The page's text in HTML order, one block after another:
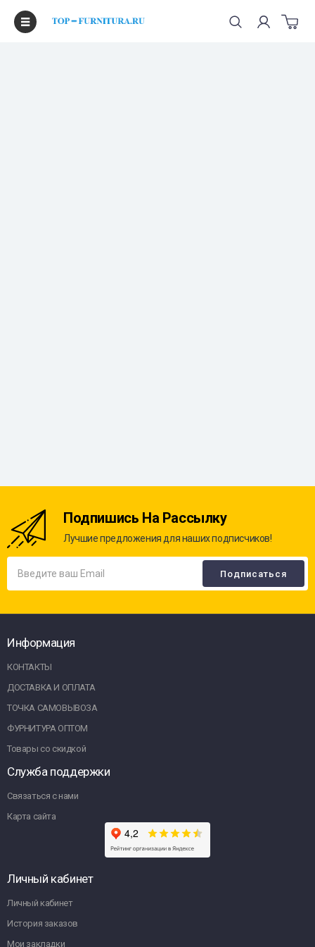
Подпишись На Рассылку
Лучшие предложения для наших подписчиков!
Информация
КОНТАКТЫ
ДОСТАВКА И ОПЛАТА
ТОЧКА САМОВЫВОЗА
ФУРНИТУРА ОПТОМ
Товары со скидкой
Служба поддержки
Связаться с нами
Карта сайта
Личный кабинет
Личный кабинет
История заказов
Мои закладки